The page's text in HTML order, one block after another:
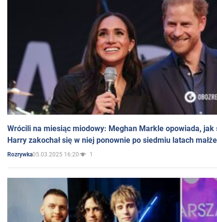
Wrócili na miesiąc miodowy: Meghan Markle opowiada, jak
Harry zakochał się w niej ponownie po siedmiu latach
Rozrywka05.03.2025 16:20 1